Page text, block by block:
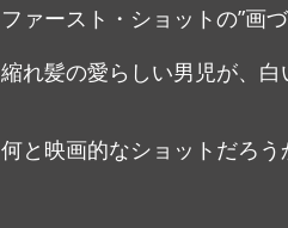
ファースト・ショットの”画
縮れ髪の愛らしい男児が、
何と映画的なショットだろう